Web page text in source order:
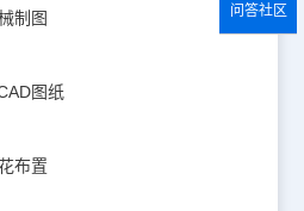
制图
图纸
布置
问答社区